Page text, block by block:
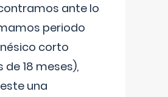
ante lo
periodo
corto
de 18 meses),
una